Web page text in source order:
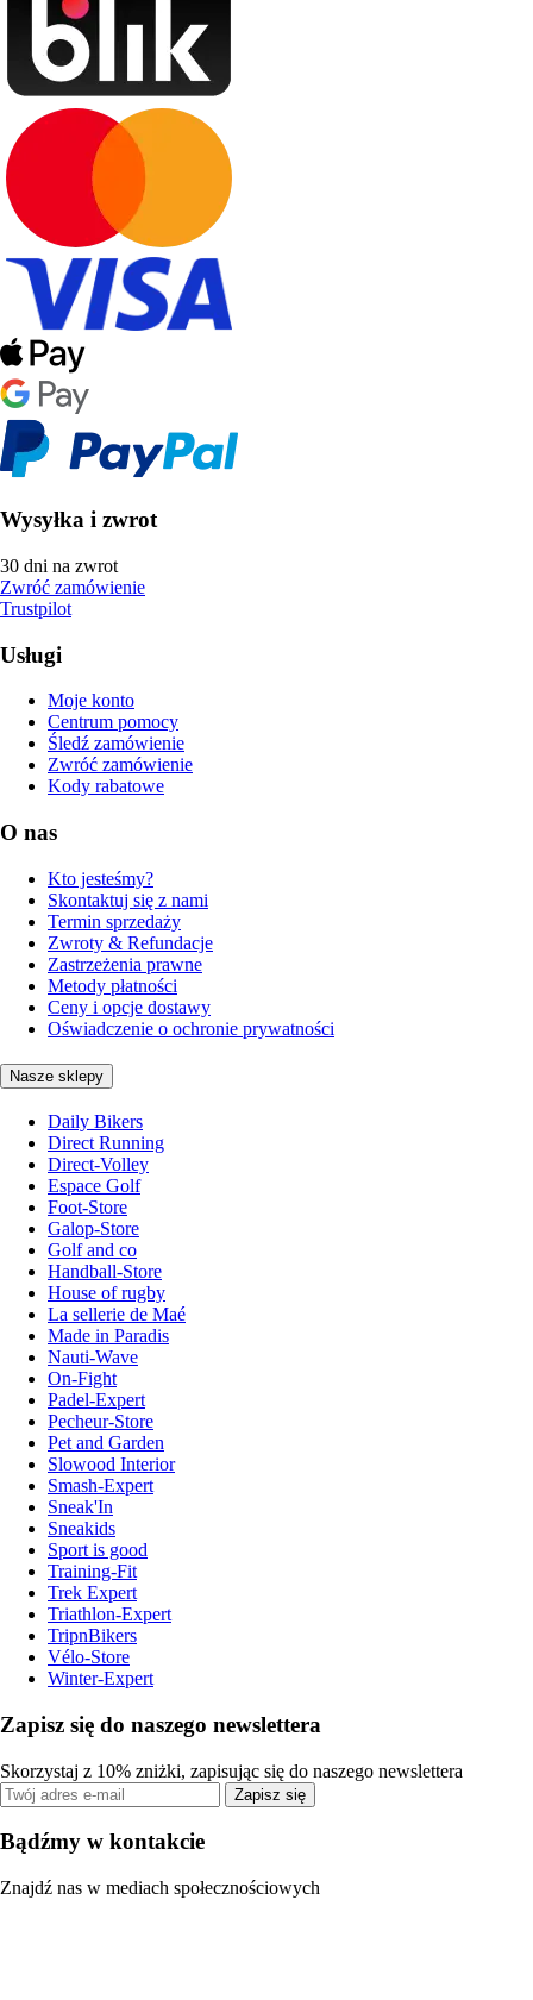
Wysyłka i zwrot
30 dni na zwrot
Zwróć zamówienie
Trustpilot
Usługi
Moje konto
Centrum pomocy
Śledź zamówienie
Zwróć zamówienie
Kody rabatowe
O nas
Kto jesteśmy?
Skontaktuj się z nami
Termin sprzedaży
Zwroty & Refundacje
Zastrzeżenia prawne
Metody płatności
Ceny i opcje dostawy
Oświadczenie o ochronie prywatności
Nasze sklepy
Daily Bikers
Direct Running
Direct-Volley
Espace Golf
Foot-Store
Galop-Store
Golf and co
Handball-Store
House of rugby
La sellerie de Maé
Made in Paradis
Nauti-Wave
On-Fight
Padel-Expert
Pecheur-Store
Pet and Garden
Slowood Interior
Smash-Expert
Sneak'In
Sneakids
Sport is good
Training-Fit
Trek Expert
Triathlon-Expert
TripnBikers
Vélo-Store
Winter-Expert
Zapisz się do naszego newslettera
Skorzystaj z 10% zniżki, zapisując się do naszego newslettera
Zapisz się
Bądźmy w kontakcie
Znajdź nas w mediach społecznościowych